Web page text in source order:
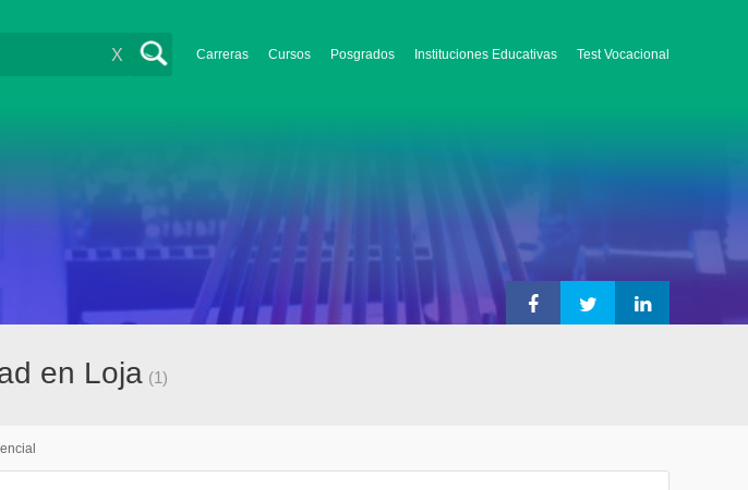
Carreras Cursos Posgrados Instituciones Educativas Test Vocacional
X
en Loja (1)